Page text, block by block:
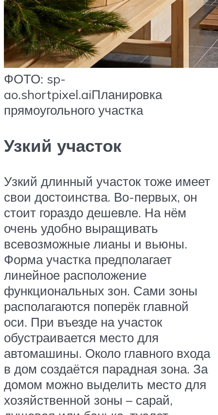
ФОТО: sp-
ao.shortpixel.aiПланировка
прямоугольного участка
Узкий участок
Узкий длинный участок тоже имеет
свои достоинства. Во-первых, он
стоит гораздо дешевле. На нём
очень удобно выращивать
всевозможные лианы и вьюны.
Форма участка предполагает
линейное расположение
функциональных зон. Сами зоны
располагаются поперёк главной
оси. При въезде на участок
обустраивается место для
автомашины. Около главного входа
в дом создаётся парадная зона. За
домом можно выделить место для
хозяйственной зоны – сарай,